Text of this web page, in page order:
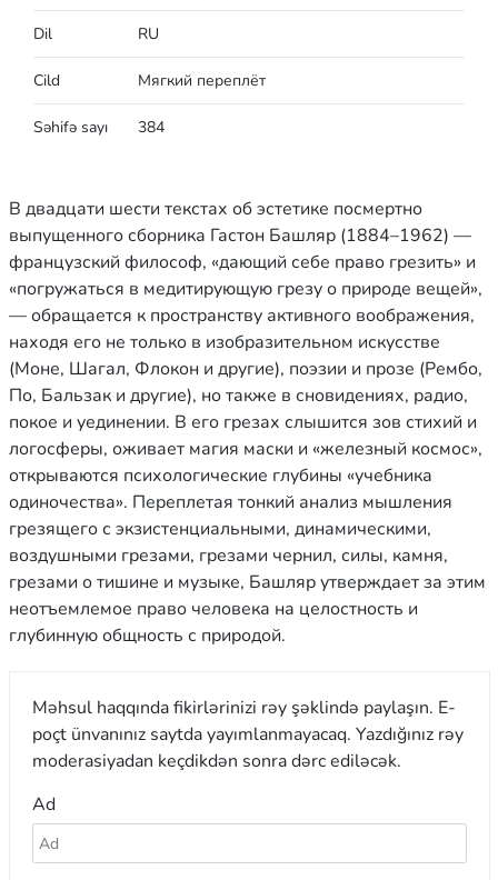
Dil RU
Cild Мягкий переплёт
Səhifə sayı 384
В двадцати шести текстах об эстетике посмертно
выпущенного сборника Гастон Башляр (1884–1962) —
французский философ, «дающий себе право грезить» и
«погружаться в медитирующую грезу о природе вещей»,
— обращается к пространству активного воображения,
находя его не только в изобразительном искусстве
(Моне, Шагал, Флокон и другие), поэзии и прозе (Рембо,
По, Бальзак и другие), но также в сновидениях, радио,
покое и уединении. В его грезах слышится зов стихий и
логосферы, оживает магия маски и «железный космос»,
открываются психологические глубины «учебника
одиночества». Переплетая тонкий анализ мышления
грезящего с экзистенциальными, динамическими,
воздушными грезами, грезами чернил, силы, камня,
грезами о тишине и музыке, Башляр утверждает за этим
неотъемлемое право человека на целостность и
глубинную общность с природой.
Məhsul haqqında fikirlərinizi rəy şəklində paylaşın. E-
poçt ünvanınız saytda yayımlanmayacaq. Yazdığınız rəy
moderasiyadan keçdikdən sonra dərc ediləcək.
Ad